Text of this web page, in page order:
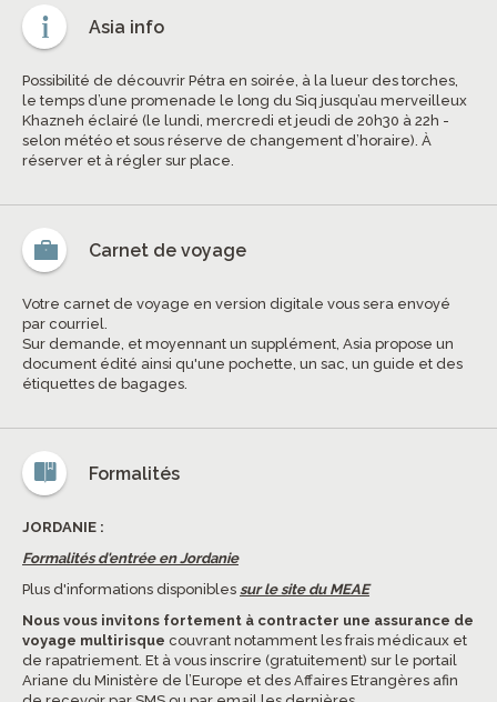
Asia info
Possibilité de découvrir Pétra en soirée, à la lueur des torches,
le temps d’une promenade le long du Siq jusqu’au merveilleux
Khazneh éclairé (le lundi, mercredi et jeudi de 20h30 à 22h -
selon météo et sous réserve de changement d’horaire). À
réserver et à régler sur place.
Carnet de voyage
Votre carnet de voyage en version digitale vous sera envoyé
par courriel.
Sur demande, et moyennant un supplément, Asia propose un
document édité ainsi qu'une pochette, un sac, un guide et des
étiquettes de bagages.
Formalités
JORDANIE :
Formalités d'entrée en Jordanie
Plus d'informations disponibles sur le site du MEAE
Nous vous invitons fortement à contracter une assurance de
voyage multirisque couvrant notamment les frais médicaux et
de rapatriement. Et à vous inscrire (gratuitement) sur le portail
Ariane du Ministère de l’Europe et des Affaires Etrangères afin